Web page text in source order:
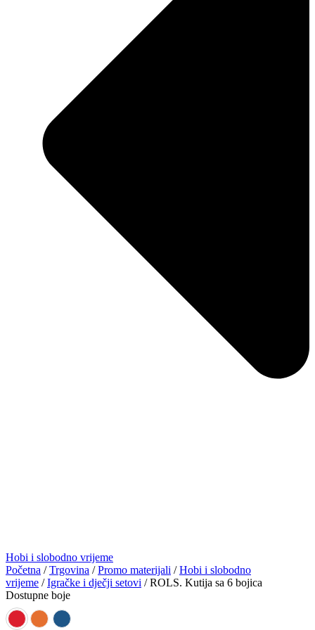
Hobi i slobodno vrijeme
Početna /Trgovina /Promo materijali /Hobi i slobodno
vrijeme /Igračke i dječji setovi / ROLS. Kutija sa 6 bojica
Dostupne boje